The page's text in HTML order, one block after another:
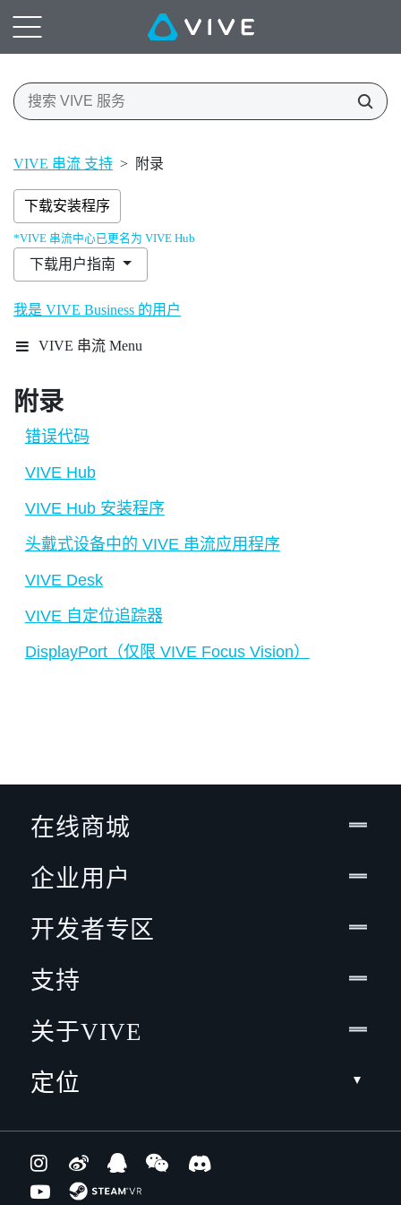
VIVE 串流 支持 > 附录
下载安装程序
*VIVE 串流中心已更名为 VIVE Hub
下载用户指南
我是 VIVE Business 的用户
VIVE 串流 Menu
附录
错误代码
VIVE Hub
VIVE Hub 安装程序
头戴式设备中的 VIVE 串流应用程序
VIVE Desk
VIVE 自定位追踪器
DisplayPort（仅限 VIVE Focus Vision）
在线商城
企业用户
开发者专区
支持
关于VIVE
定位